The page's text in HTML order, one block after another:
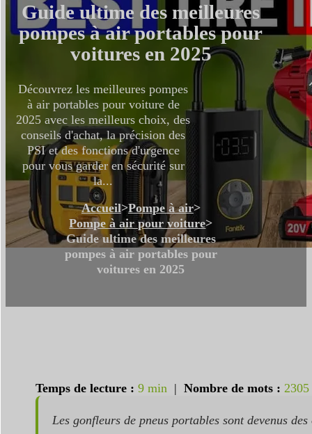
Guide ultime des meilleures
pompes à air portables pour
voitures en 2025
Découvrez les meilleures pompes
à air portables pour voiture de
2025 avec les meilleurs choix, des
conseils d'achat, la précision des
PSI et des fonctions d'urgence
pour vous garder en sécurité sur
la...
Accueil>Pompe à air>
Pompe à air pour voiture>
Guide ultime des meilleures
pompes à air portables pour
voitures en 2025
Temps de lecture : 9 min| Nombre de mots : 2305
Les gonfleurs de pneus portables sont devenus